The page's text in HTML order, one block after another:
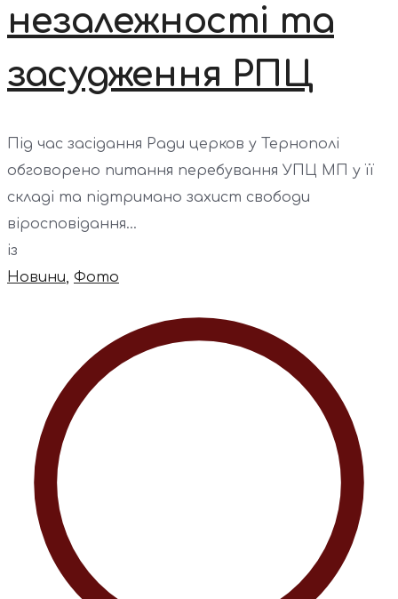
незалежності та
засудження РПЦ
Під час засідання Ради церков у Тернополі
обговорено питання перебування УПЦ МП у її
складі та підтримано захист свободи
віросповідання...
із
Новини, Фото